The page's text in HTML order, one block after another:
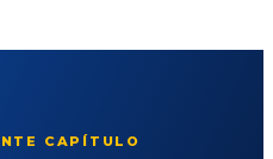
CAPÍTULO